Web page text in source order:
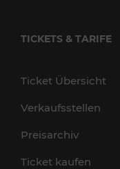
TICKETS & TARIFE
Ticket Übersicht
Verkaufsstellen
Preisarchiv
Ticket kaufen